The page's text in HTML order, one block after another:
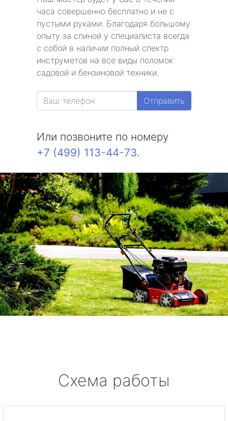
часа совершенно бесплатно и не с
пустыми руками. Благодаря большому
опыту за спиной у специалиста всегда
с собой в наличии полный спектр
инструметов на все виды поломок
садовой и бензиновой техники.
Отправить
Или позвоните по номеру
+7 (499) 113-44-73.
Схема работы